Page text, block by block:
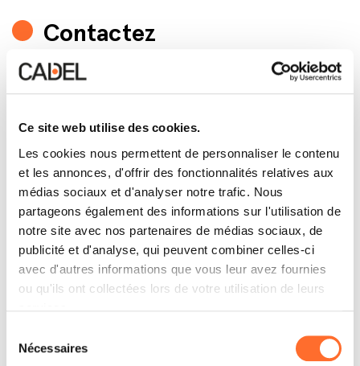
Ce site web utilise des cookies.
Les cookies nous permettent de personnaliser le contenu
et les annonces, d'offrir des fonctionnalités relatives aux
médias sociaux et d'analyser notre trafic. Nous
partageons également des informations sur l'utilisation de
notre site avec nos partenaires de médias sociaux, de
publicité et d'analyse, qui peuvent combiner celles-ci
avec d'autres informations que vous leur avez fournies
ou qu'ils ont collectées lors de votre utilisation de leurs
Nécessaires
Contactez